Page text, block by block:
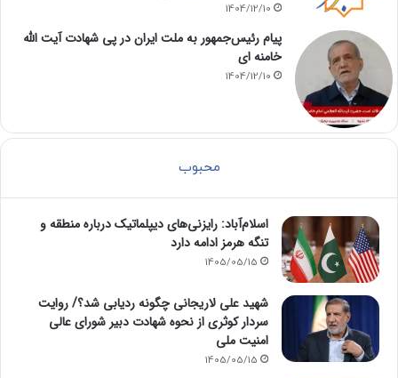
1404/12/10
پیام رئیس‌جمهور به ملت ایران در پی شهادت آیت الله
خامنه ای
1404/12/10
محبوب
اسلام‌آباد: رایزنی‌های دیپلماتیک درباره منطقه و
تنگه هرمز ادامه دارد
1405/05/15
شهید علی لاریجانی چگونه ردیابی شد؟/ روایت
سردار کوثری از نحوه شهادت دبیر شورای عالی
امنیت ملی
1405/05/15